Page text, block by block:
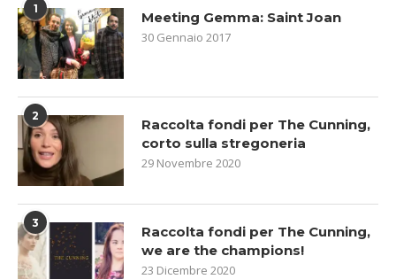
1 Meeting Gemma: Saint Joan
30 Gennaio 2017
2
Raccolta fondi per The Cunning,
corto sulla stregoneria
29 Novembre 2020
3
Raccolta fondi per The Cunning,
we are the champions!
23 Dicembre 2020